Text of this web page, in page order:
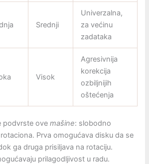
Srednji
Univerzalna,
za većinu
zadataka
Visok
Agresivnija
korekcija
ozbiljnijih
oštećenja
podvrste ovemašine: slobodno
Prva omogućava disku da se
ga druga prisiljava na rotaciju.
prilagodljivost u radu.